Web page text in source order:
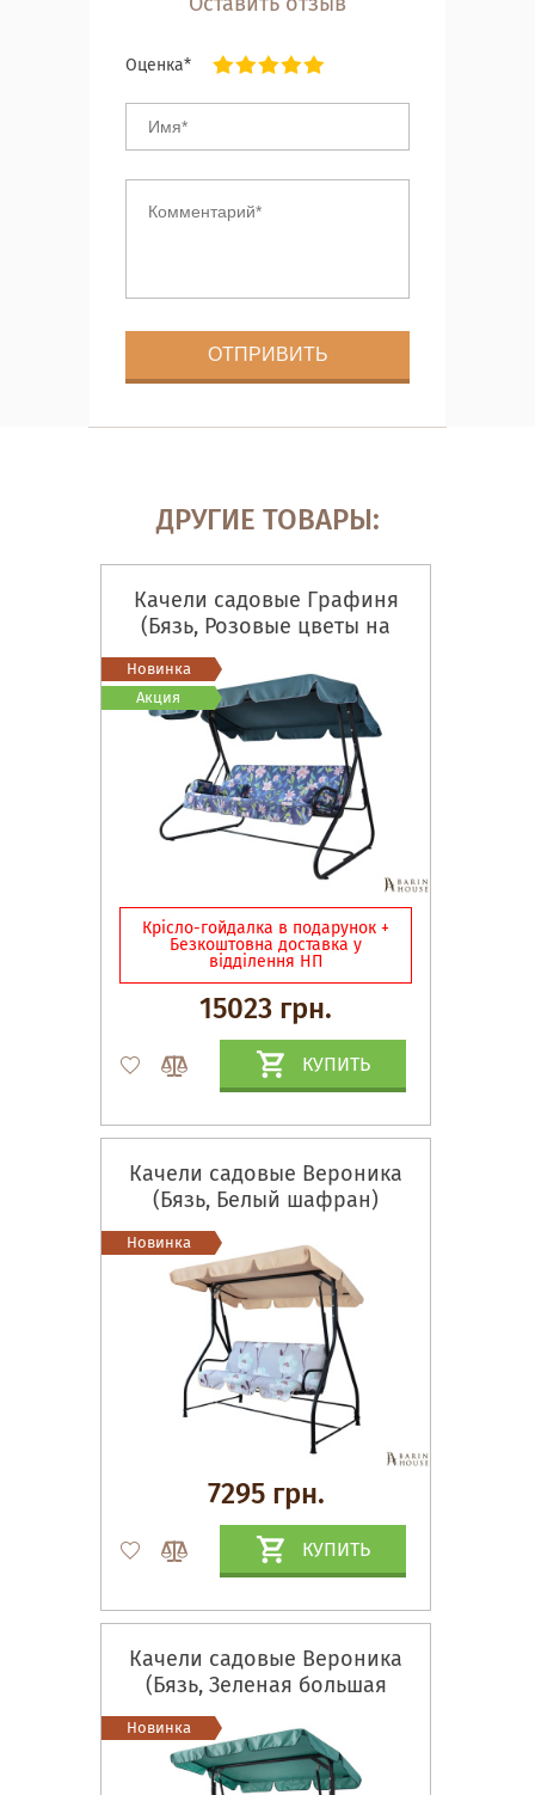
Оценка*
ДРУГИЕ ТОВАРЫ:
Качели садовые Графиня
(Бязь, Розовые цветы на
синем фоне)
Крісло-гойдалка в подарунок +
Безкоштовна доставка у
відділення НП
15023 грн.
КУПИТЬ
Новинка
Акция
Качели садовые Вероника
(Бязь, Белый шафран)
7295 грн.
КУПИТЬ
Новинка
Качели садовые Вероника
(Бязь, Зеленая большая
Новинка